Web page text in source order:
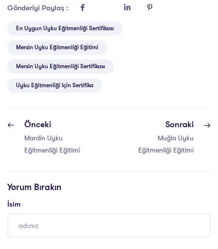
Gönderiyi Paylaş :
En Uygun Uyku Eğitmenliği Sertifikası
Mersin Uyku Eğitmenliği Eğitimi
Mersin Uyku Eğitmenliği Sertifikası
Uyku Eğitmenliği Için Sertifika
Önceki
Mardin Uyku
Eğitmenliği Eğitimi
Sonraki
Muğla Uyku
Eğitmenliği Eğitimi
Yorum Bırakın
İsim